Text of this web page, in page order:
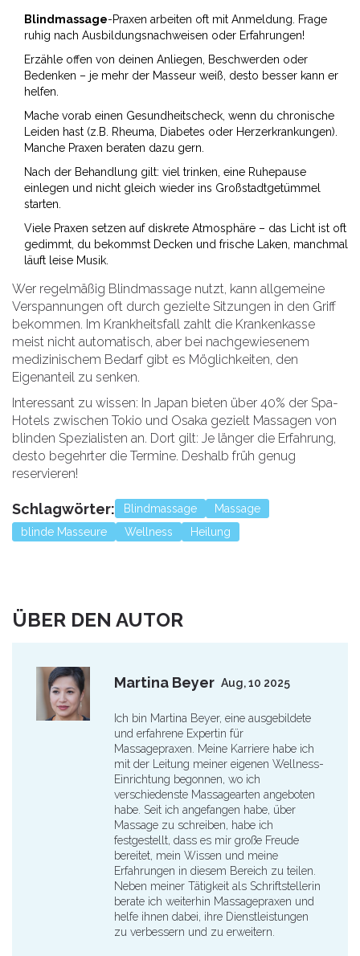
Blindmassage-Praxen arbeiten oft mit Anmeldung. Frage
ruhig nach Ausbildungsnachweisen oder Erfahrungen!
Erzähle offen von deinen Anliegen, Beschwerden oder
Bedenken – je mehr der Masseur weiß, desto besser kann er
helfen.
Mache vorab einen Gesundheitscheck, wenn du chronische
Leiden hast (z.B. Rheuma, Diabetes oder Herzerkrankungen).
Manche Praxen beraten dazu gern.
Nach der Behandlung gilt: viel trinken, eine Ruhepause
einlegen und nicht gleich wieder ins Großstadtgetümmel
starten.
Viele Praxen setzen auf diskrete Atmosphäre – das Licht ist oft
gedimmt, du bekommst Decken und frische Laken, manchmal
läuft leise Musik.
Wer regelmäßig Blindmassage nutzt, kann allgemeine
Verspannungen oft durch gezielte Sitzungen in den Griff
bekommen. Im Krankheitsfall zahlt die Krankenkasse
meist nicht automatisch, aber bei nachgewiesenem
medizinischem Bedarf gibt es Möglichkeiten, den
Eigenanteil zu senken.
Interessant zu wissen: In Japan bieten über 40% der Spa-
Hotels zwischen Tokio und Osaka gezielt Massagen von
blinden Spezialisten an. Dort gilt: Je länger die Erfahrung,
desto begehrter die Termine. Deshalb früh genug
reservieren!
Schlagwörter: Blindmassage
Massage
blinde Masseure
Wellness Heilung
ÜBER DEN AUTOR
Martina Beyer Aug, 10 2025
Ich bin Martina Beyer, eine ausgebildete
und erfahrene Expertin für
Massagepraxen. Meine Karriere habe ich
mit der Leitung meiner eigenen Wellness-
Einrichtung begonnen, wo ich
verschiedenste Massagearten angeboten
habe. Seit ich angefangen habe, über
Massage zu schreiben, habe ich
festgestellt, dass es mir große Freude
bereitet, mein Wissen und meine
Erfahrungen in diesem Bereich zu teilen.
Neben meiner Tätigkeit als Schriftstellerin
berate ich weiterhin Massagepraxen und
helfe ihnen dabei, ihre Dienstleistungen
zu verbessern und zu erweitern.